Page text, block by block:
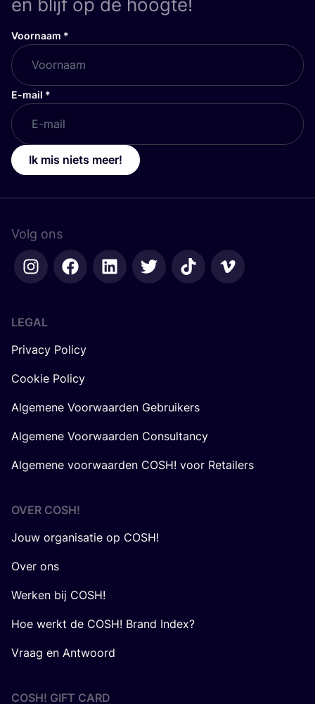
en blijf op de hoogte!
Voornaam *
E-mail *
Ik mis niets meer!
Volg ons
LEGAL
Privacy Policy
Cookie Policy
Algemene Voorwaarden Gebruikers
Algemene Voorwaarden Consultancy
Algemene voorwaarden COSH! voor Retailers
OVER COSH!
Jouw organisatie op COSH!
Over ons
Werken bij COSH!
Hoe werkt de COSH! Brand Index?
Vraag en Antwoord
COSH! GIFT CARD